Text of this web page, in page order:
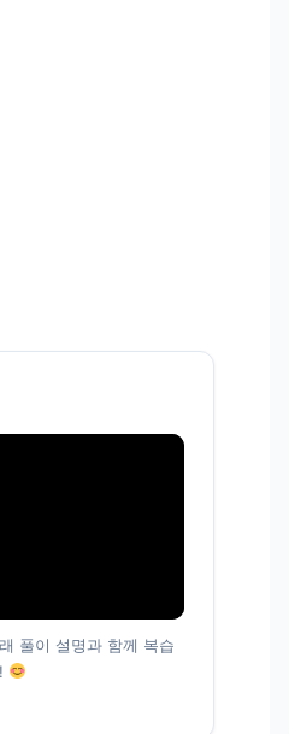
풀이 설명과 함께 복습